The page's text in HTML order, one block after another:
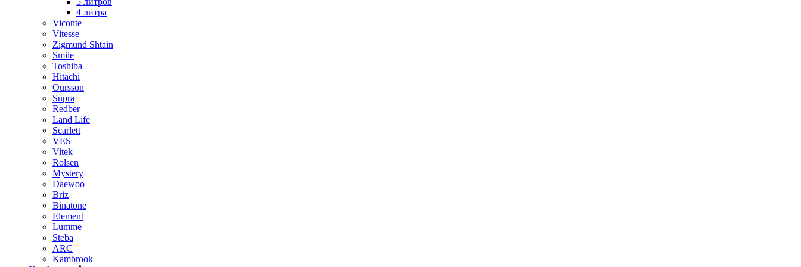
4 литра
Viconte
Vitesse
Zigmund Shtain
Smile
Toshiba
Hitachi
Oursson
Supra
Redber
Land Life
Scarlett
VES
Vitek
Rolsen
Mystery
Daewoo
Briz
Binatone
Element
Lumme
Steba
ARC
Kambrook